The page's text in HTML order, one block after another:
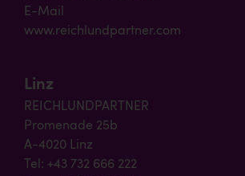
E-Mail
www.reichlundpartner.com
Linz
REICHLUNDPARTNER
Promenade 25b
A-4020 Linz
Tel: +43 732 666 222